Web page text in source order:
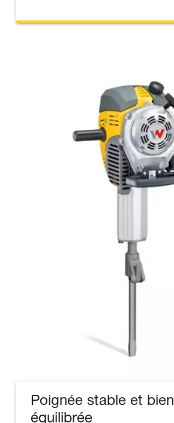
Poignée stable et bien
équilibrée